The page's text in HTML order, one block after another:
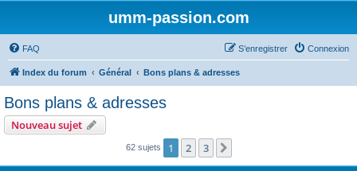
umm-passion.com
FAQ Connexion
S’enregistrer
Index du forum Général Bons plans & adresses
Bons plans & adresses
Nouveau sujet
62 sujets 1 2 3